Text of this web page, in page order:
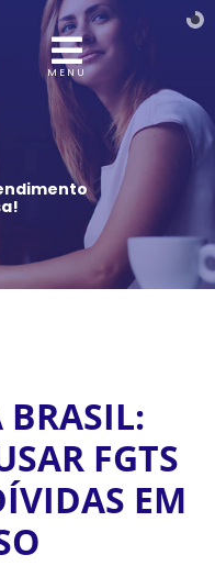
MENU
BRASIL:
FGTS
EM